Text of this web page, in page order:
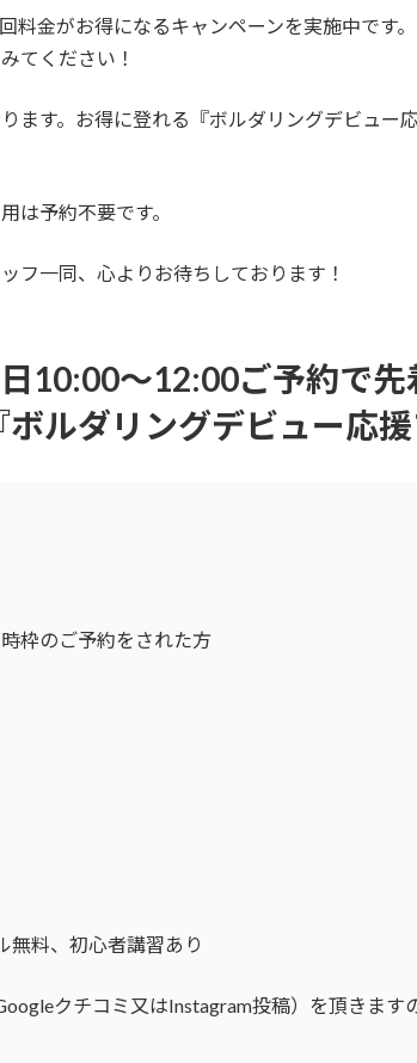
料金がお得になるキャンペーンを実施中です
てください！
ます。お得に登れる『ボルダリングデビュー
は予約不要です。
フ一同、心よりお待ちしております！
10:00～12:00ご予約で
ルダリングデビュー応援
枠のご予約をされた方
、初心者講習あり
クチコミ又はInstagram投稿）を頂きます